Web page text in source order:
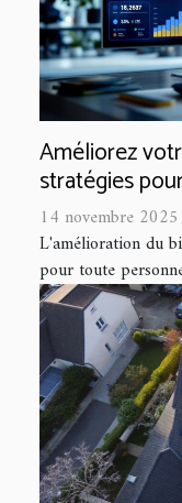
Améliorez
stratégies
14 novembre 2025
L'amélioration du
pour toute